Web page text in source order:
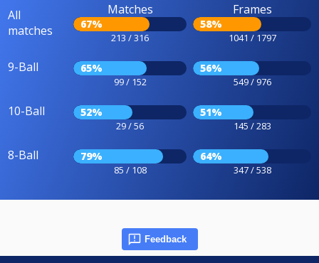
All
matches
Matches
67%
213 / 316
Frames
58%
1041 / 1797
9-Ball 65%
99 / 152
56%
549 / 976
10-Ball 52%
29 / 56
51%
145 / 283
8-Ball 79%
85 / 108
64%
347 / 538
Feedback